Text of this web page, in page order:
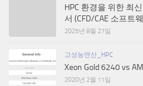
HPC 환경을 위한 최
서 (CFD/CAE 소프트
2025년 8월 27일
고성능연산_HPC
Xeon Gold 6240 vs
2020년 2월 11일